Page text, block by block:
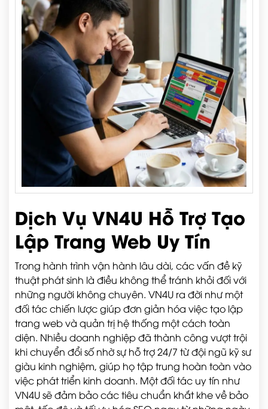
Dịch Vụ VN4U Hỗ Trợ Tạo
Lập Trang Web Uy Tín
Trong hành trình vận hành lâu dài, các vấn đề kỹ
thuật phát sinh là điều không thể tránh khỏi đối với
những người không chuyên. VN4U ra đời như một
đối tác chiến lược giúp đơn giản hóa việc tạo lập
trang web và quản trị hệ thống một cách toàn
diện. Nhiều doanh nghiệp đã thành công vượt trội
khi chuyển đổi số nhờ sự hỗ trợ 24/7 từ đội ngũ kỹ sư
giàu kinh nghiệm, giúp họ tập trung hoàn toàn vào
việc phát triển kinh doanh. Một đối tác uy tín như
VN4U sẽ đảm bảo các tiêu chuẩn khắt khe về bảo